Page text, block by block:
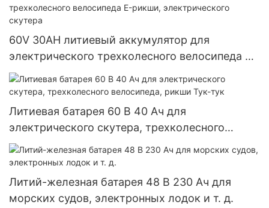
60V 30AH литиевый аккумулятор для
электрического трехколесного велосипеда E-
рикши, электрического скутера
Литиевая батарея 60 В 40 Ач для
электрического скутера, трехколесного
велосипеда, рикши Тук-тук
Литий-железная батарея 48 В 230 Ач для
морских судов, электронных лодок и т. д.